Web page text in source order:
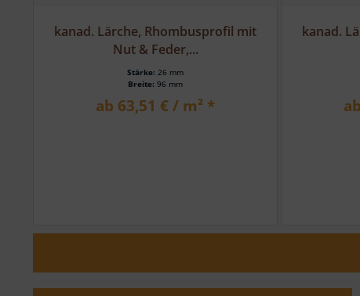
kanad. Lärche, Rhombusprofil mit
Nut & Feder,...
Stärke: 27 mm
Breite: 96 mm
ab 74,27 € / m² *
kanad.